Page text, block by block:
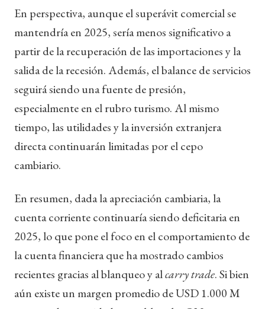
En perspectiva, aunque el superávit comercial se
mantendría en 2025, sería menos significativo a
partir de la recuperación de las importaciones y la
salida de la recesión. Además, el balance de servicios
seguirá siendo una fuente de presión,
especialmente en el rubro turismo. Al mismo
tiempo, las utilidades y la inversión extranjera
directa continuarán limitadas por el cepo
cambiario.
En resumen, dada la apreciación cambiaria, la
cuenta corriente continuaría siendo deficitaria en
2025, lo que pone el foco en el comportamiento de
la cuenta financiera que ha mostrado cambios
recientes gracias al blanqueo y alcarry trade. Si bien
aún existe un margen promedio de USD 1.000 M